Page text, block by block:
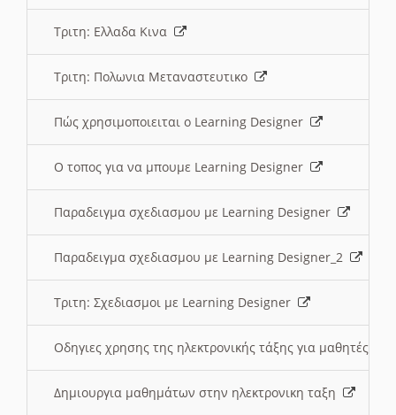
Τριτη: Ελλαδα Κινα
Τριτη: Πολωνια Μεταναστευτικο
Πώς χρησιμοποιειται ο Learning Designer
O τοπος για να μπουμε Learning Designer
Παραδειγμα σχεδιασμου με Learning Designer
Παραδειγμα σχεδιασμου με Learning Designer_2
Τριτη: Σχεδιασμοι με Learning Designer
Οδηγιες χρησης της ηλεκτρονικής τάξης για μαθητές
Δημιουργια μαθημάτων στην ηλεκτρονικη ταξη